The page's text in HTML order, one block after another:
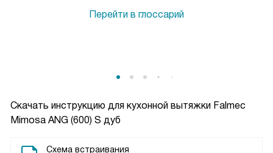
Скачать инструкцию для кухонной вытяжки Falmec
Mimosa ANG (600) S дуб
Схема встраивания
Перейти в глоссарий